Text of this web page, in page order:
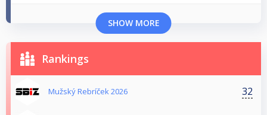
SHOW MORE
Rankings
Mužský Rebríček 2026 32